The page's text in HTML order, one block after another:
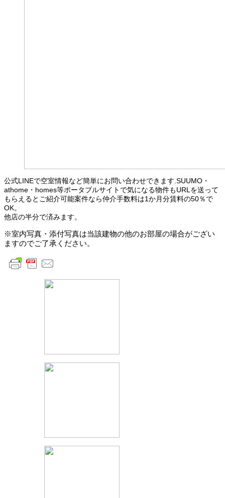
公式LINEで空室情報など簡単にお問い合わせできます.SUUMO・
athome・homes等ポータブルサイトで気になる物件もURLを送って
もらえるとご紹介可能案件なら仲介手数料は1か月分賃料の50％で
OK。
他店の半分で済みます。
※室内写真・添付写真は当該建物の他のお部屋の場合がござい
ますのでご了承ください。